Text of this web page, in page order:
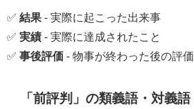
✅ 結果 - 実際に起こった出来事
✅ 実績 - 実際に達成されたこと
✅ 事後評価 - 物事が終わった後の評価
「前評判」の類義語・対義語